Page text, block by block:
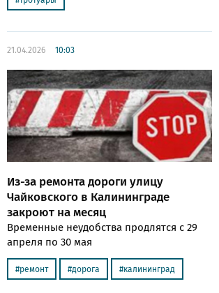
21.04.2026 10:03
Из-за ремонта дороги улицу
Чайковского в Калининграде
закроют на месяц
Временные неудобства продлятся с 29
апреля по 30 мая
ремонт дорога калининград